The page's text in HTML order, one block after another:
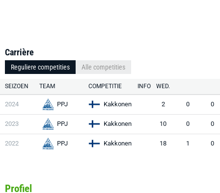
Carrière
Reguliere competities Alle competities
SEIZOEN TEAM COMPETITIE INFO WED.
2024 PPJ Kakkonen 2 0 0
2023 PPJ Kakkonen 10 0 0
2022 PPJ Kakkonen 18 1 0
Profiel